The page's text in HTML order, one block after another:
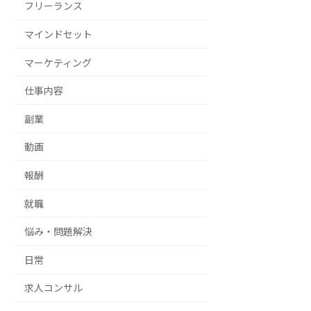
フリーランス
マインドセット
マーケティング
仕事内容
副業
動画
報酬
就職
悩み・問題解決
日常
求人コンサル